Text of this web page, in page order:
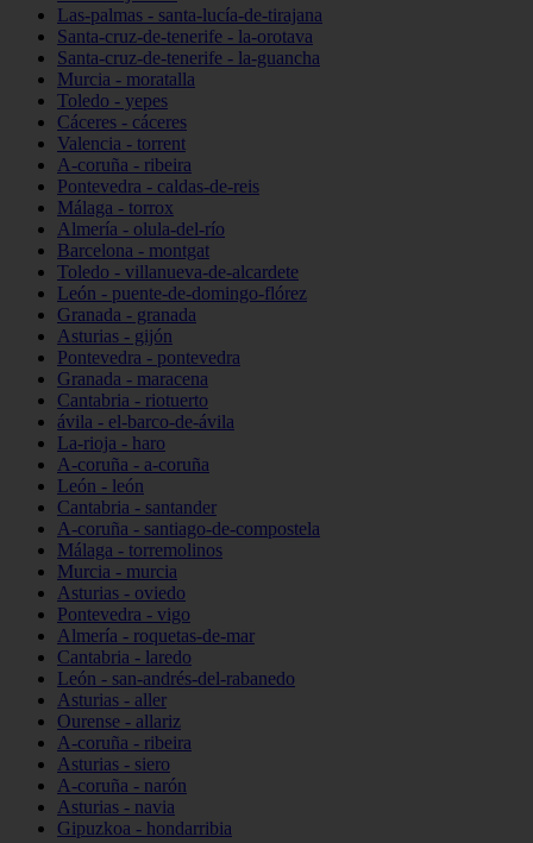
Las-palmas - santa-lucía-de-tirajana
Santa-cruz-de-tenerife - la-orotava
Santa-cruz-de-tenerife - la-guancha
Murcia - moratalla
Toledo - yepes
Cáceres - cáceres
Valencia - torrent
A-coruña - ribeira
Pontevedra - caldas-de-reis
Málaga - torrox
Almería - olula-del-río
Barcelona - montgat
Toledo - villanueva-de-alcardete
León - puente-de-domingo-flórez
Granada - granada
Asturias - gijón
Pontevedra - pontevedra
Granada - maracena
Cantabria - riotuerto
ávila - el-barco-de-ávila
La-rioja - haro
A-coruña - a-coruña
León - león
Cantabria - santander
A-coruña - santiago-de-compostela
Málaga - torremolinos
Murcia - murcia
Asturias - oviedo
Pontevedra - vigo
Almería - roquetas-de-mar
Cantabria - laredo
León - san-andrés-del-rabanedo
Asturias - aller
Ourense - allariz
A-coruña - ribeira
Asturias - siero
A-coruña - narón
Asturias - navia
Gipuzkoa - hondarribia